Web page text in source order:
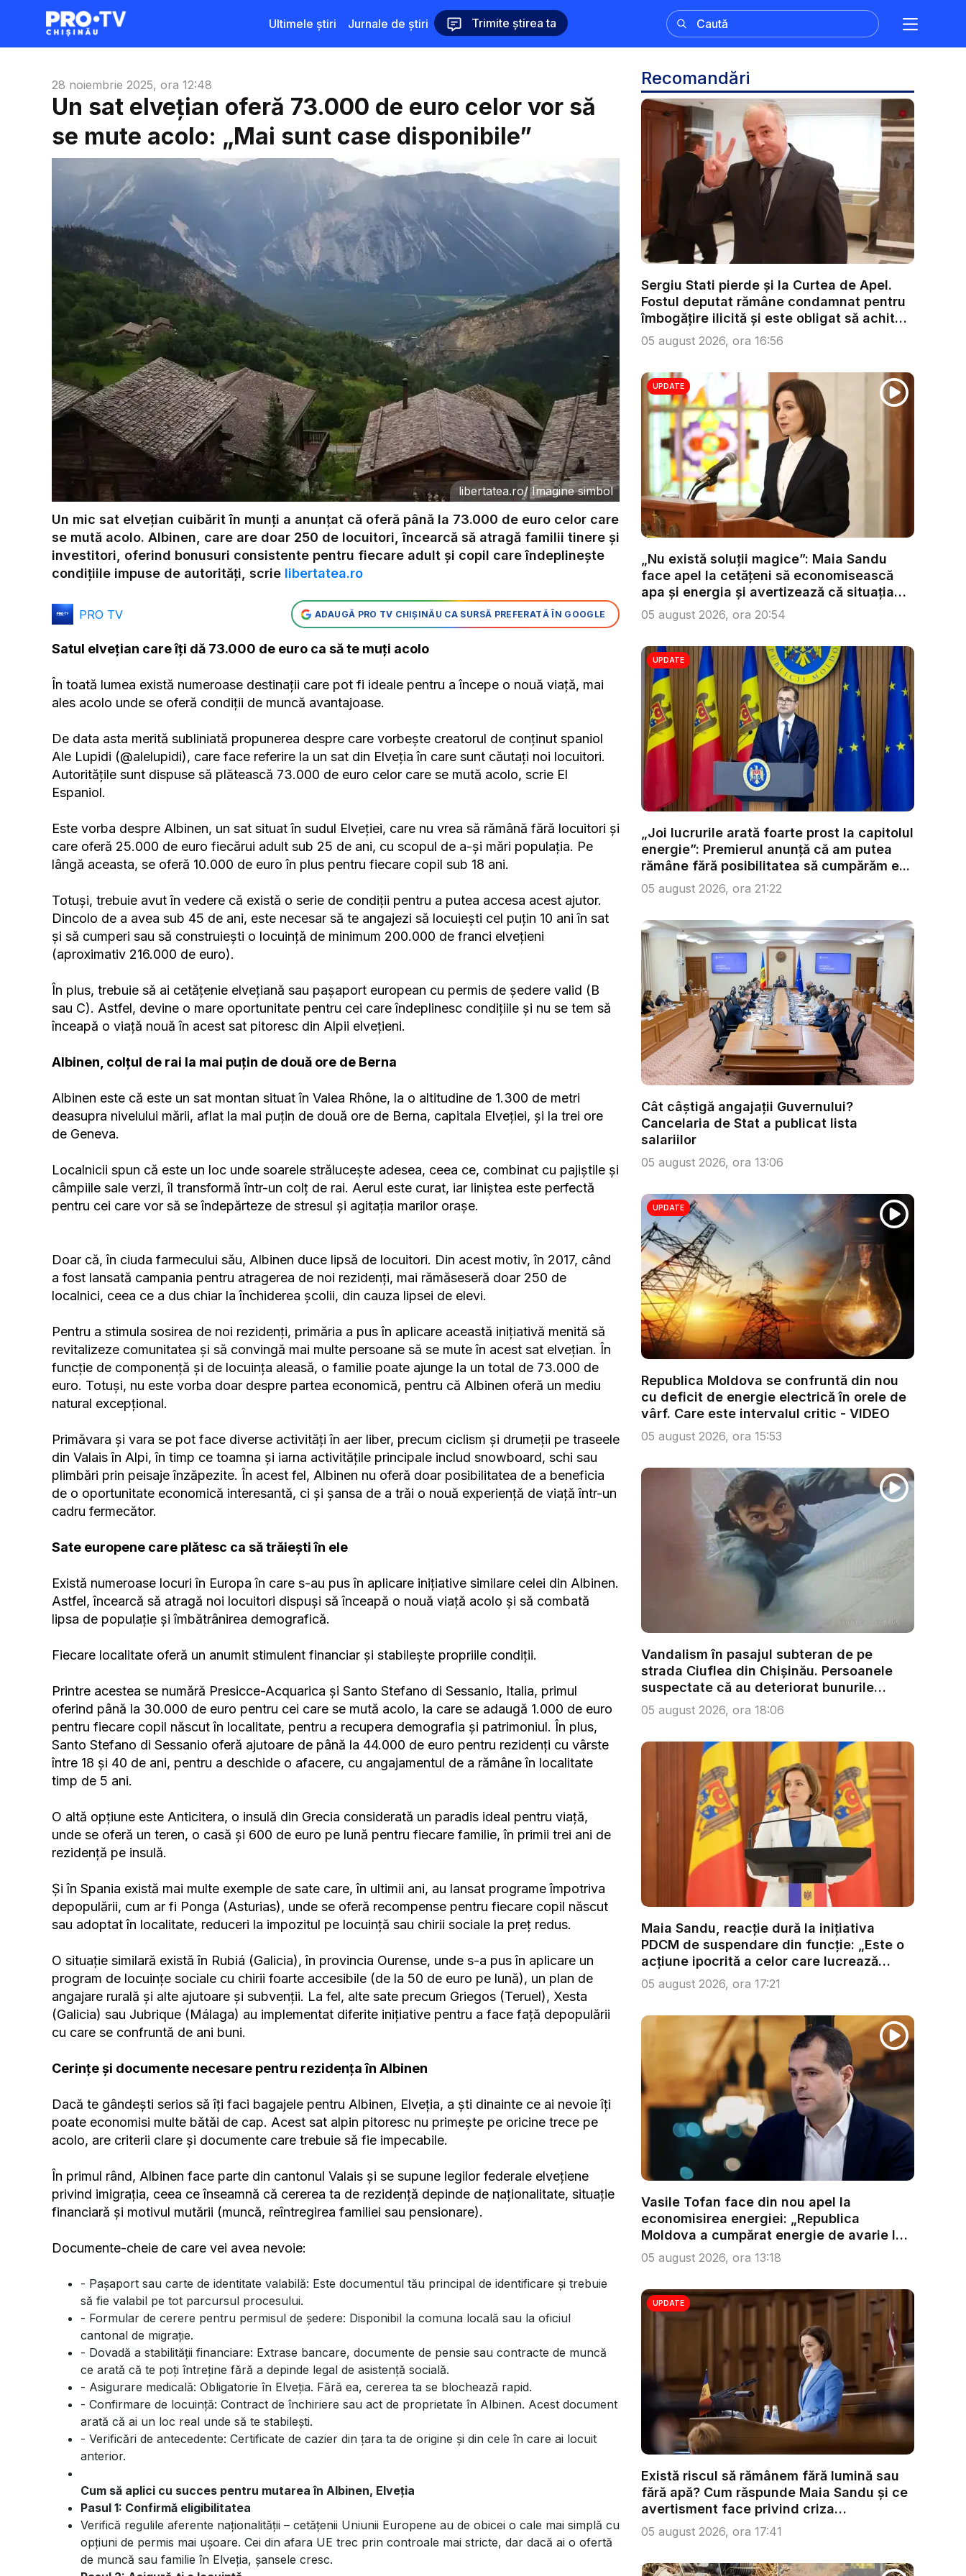
Ultimele știri Jurnale de știri Trimite știrea ta
28 noiembrie 2025, ora 12:48
Un sat elvețian oferă 73.000 de euro celor vor să
se mute acolo: „Mai sunt case disponibile”
libertatea.ro/Imagine simbol
Un mic sat elvețian cuibărit în munți a anunțat că oferă până la 73.000 de euro celor care
se mută acolo. Albinen, care are doar 250 de locuitori, încearcă să atragă familii tinere și
investitori, oferind bonusuri consistente pentru fiecare adult și copil care îndeplinește
condițiile impuse de autorități, scrie libertatea.ro
PRO TV ADAUGĂ PRO TV CHIȘINĂU CA SURSĂ PREFERATĂ ÎN GOOGLE
Satul elvețian care îți dă 73.000 de euro ca să te muți acolo
În toată lumea există numeroase destinații care pot fi ideale pentru a începe o nouă viață, mai
ales acolo unde se oferă condiții de muncă avantajoase.
De data asta merită subliniată propunerea despre care vorbește creatorul de conținut spaniol
Ale Lupidi (@alelupidi), care face referire la un sat din Elveția în care sunt căutați noi locuitori.
Autoritățile sunt dispuse să plătească 73.000 de euro celor care se mută acolo, scrie El
Espaniol.
Este vorba despre Albinen, un sat situat în sudul Elveției, care nu vrea să rămână fără locuitori și
care oferă 25.000 de euro fiecărui adult sub 25 de ani, cu scopul de a-și mări populația. Pe
lângă aceasta, se oferă 10.000 de euro în plus pentru fiecare copil sub 18 ani.
Totuși, trebuie avut în vedere că există o serie de condiții pentru a putea accesa acest ajutor.
Dincolo de a avea sub 45 de ani, este necesar să te angajezi să locuiești cel puțin 10 ani în sat
și să cumperi sau să construiești o locuință de minimum 200.000 de franci elvețieni
(aproximativ 216.000 de euro).
În plus, trebuie să ai cetățenie elvețiană sau pașaport european cu permis de ședere valid (B
sau C). Astfel, devine o mare oportunitate pentru cei care îndeplinesc condițiile și nu se tem să
înceapă o viață nouă în acest sat pitoresc din Alpii elvețieni.
Albinen, colțul de rai la mai puțin de două ore de Berna
Albinen este că este un sat montan situat în Valea Rhône, la o altitudine de 1.300 de metri
deasupra nivelului mării, aflat la mai puțin de două ore de Berna, capitala Elveției, și la trei ore
de Geneva.
Localnicii spun că este un loc unde soarele strălucește adesea, ceea ce, combinat cu pajiștile și
câmpiile sale verzi, îl transformă într-un colț de rai. Aerul este curat, iar liniștea este perfectă
pentru cei care vor să se îndepărteze de stresul și agitația marilor orașe.
Doar că, în ciuda farmecului său, Albinen duce lipsă de locuitori. Din acest motiv, în 2017, când
a fost lansată campania pentru atragerea de noi rezidenți, mai rămăseseră doar 250 de
localnici, ceea ce a dus chiar la închiderea școlii, din cauza lipsei de elevi.
Pentru a stimula sosirea de noi rezidenți, primăria a pus în aplicare această inițiativă menită să
revitalizeze comunitatea și să convingă mai multe persoane să se mute în acest sat elvețian. În
funcție de componență și de locuința aleasă, o familie poate ajunge la un total de 73.000 de
euro. Totuși, nu este vorba doar despre partea economică, pentru că Albinen oferă un mediu
natural excepțional.
Primăvara și vara se pot face diverse activități în aer liber, precum ciclism și drumeții pe traseele
din Valais în Alpi, în timp ce toamna și iarna activitățile principale includ snowboard, schi sau
plimbări prin peisaje înzăpezite. În acest fel, Albinen nu oferă doar posibilitatea de a beneficia
de o oportunitate economică interesantă, ci și șansa de a trăi o nouă experiență de viață într-un
cadru fermecător.
Sate europene care plătesc ca să trăiești în ele
Există numeroase locuri în Europa în care s-au pus în aplicare inițiative similare celei din Albinen.
Astfel, încearcă să atragă noi locuitori dispuși să înceapă o nouă viață acolo și să combată
lipsa de populație și îmbătrânirea demografică.
Fiecare localitate oferă un anumit stimulent financiar și stabilește propriile condiții.
Printre acestea se numără Presicce-Acquarica și Santo Stefano di Sessanio, Italia, primul
oferind până la 30.000 de euro pentru cei care se mută acolo, la care se adaugă 1.000 de euro
pentru fiecare copil născut în localitate, pentru a recupera demografia și patrimoniul. În plus,
Santo Stefano di Sessanio oferă ajutoare de până la 44.000 de euro pentru rezidenți cu vârste
între 18 și 40 de ani, pentru a deschide o afacere, cu angajamentul de a rămâne în localitate
timp de 5 ani.
O altă opțiune este Anticitera, o insulă din Grecia considerată un paradis ideal pentru viață,
unde se oferă un teren, o casă și 600 de euro pe lună pentru fiecare familie, în primii trei ani de
rezidență pe insulă.
Și în Spania există mai multe exemple de sate care, în ultimii ani, au lansat programe împotriva
depopulării, cum ar fi Ponga (Asturias), unde se oferă recompense pentru fiecare copil născut
sau adoptat în localitate, reduceri la impozitul pe locuință sau chirii sociale la preț redus.
O situație similară există în Rubiá (Galicia), în provincia Ourense, unde s-a pus în aplicare un
program de locuințe sociale cu chirii foarte accesibile (de la 50 de euro pe lună), un plan de
angajare rurală și alte ajutoare și subvenții. La fel, alte sate precum Griegos (Teruel), Xesta
(Galicia) sau Jubrique (Málaga) au implementat diferite inițiative pentru a face față depopulării
cu care se confruntă de ani buni.
Cerințe și documente necesare pentru rezidența în Albinen
Dacă te gândești serios să îți faci bagajele pentru Albinen, Elveția, a ști dinainte ce ai nevoie îți
poate economisi multe bătăi de cap. Acest sat alpin pitoresc nu primește pe oricine trece pe
acolo, are criterii clare și documente care trebuie să fie impecabile.
În primul rând, Albinen face parte din cantonul Valais și se supune legilor federale elvețiene
privind imigrația, ceea ce înseamnă că cererea ta de rezidență depinde de naționalitate, situație
financiară și motivul mutării (muncă, reîntregirea familiei sau pensionare).
Documente-cheie de care vei avea nevoie:
- Pașaport sau carte de identitate valabilă: Este documentul tău principal de identificare și trebuie
să fie valabil pe tot parcursul procesului.
- Formular de cerere pentru permisul de ședere: Disponibil la comuna locală sau la oficiul
cantonal de migrație.
- Dovadă a stabilității financiare: Extrase bancare, documente de pensie sau contracte de muncă
ce arată că te poți întreține fără a depinde legal de asistență socială.
- Asigurare medicală: Obligatorie în Elveția. Fără ea, cererea ta se blochează rapid.
- Confirmare de locuință: Contract de închiriere sau act de proprietate în Albinen. Acest document
arată că ai un loc real unde să te stabilești.
- Verificări de antecedente: Certificate de cazier din țara ta de origine și din cele în care ai locuit
anterior.
Cum să aplici cu succes pentru mutarea în Albinen, Elveția
Pasul 1: Confirmă eligibilitatea
Verifică regulile aferente naționalității – cetățenii Uniunii Europene au de obicei o cale mai simplă cu
opțiuni de permis mai ușoare. Cei din afara UE trec prin controale mai stricte, dar dacă ai o ofertă
de muncă sau familie în Elveția, șansele cresc.
Recomandări
Sergiu Stati pierde și la Curtea de Apel.
Fostul deputat rămâne condamnat pentru
îmbogățire ilicită și este obligat să achite
...
05 august 2026, ora 16:56
UPDATE
„Nu există soluții magice”: Maia Sandu
face apel la cetățeni să economisească
apa și energia și avertizează că situația
s...
05 august 2026, ora 20:54
UPDATE
„Joi lucrurile arată foarte prost la capitolul
energie”: Premierul anunță că am putea
rămâne fără posibilitatea să cumpărăm e...
05 august 2026, ora 21:22
Cât câștigă angajații Guvernului?
Cancelaria de Stat a publicat lista
salariilor
05 august 2026, ora 13:06
UPDATE
Republica Moldova se confruntă din nou
cu deficit de energie electrică în orele de
vârf. Care este intervalul critic - VIDEO
05 august 2026, ora 15:53
Vandalism în pasajul subteran de pe
strada Ciuflea din Chișinău. Persoanele
suspectate că au deteriorat bunurile
publ...
05 august 2026, ora 18:06
Maia Sandu, reacție dură la inițiativa
PDCM de suspendare din funcție: „Este o
acțiune ipocrită a celor care lucrează
pen...
05 august 2026, ora 17:21
Vasile Tofan face din nou apel la
economisirea energiei: „Republica
Moldova a cumpărat energie de avarie la
...
05 august 2026, ora 13:18
UPDATE
Există riscul să rămânem fără lumină sau
fără apă? Cum răspunde Maia Sandu și ce
avertisment face privind criza
energetică...
05 august 2026, ora 17:41